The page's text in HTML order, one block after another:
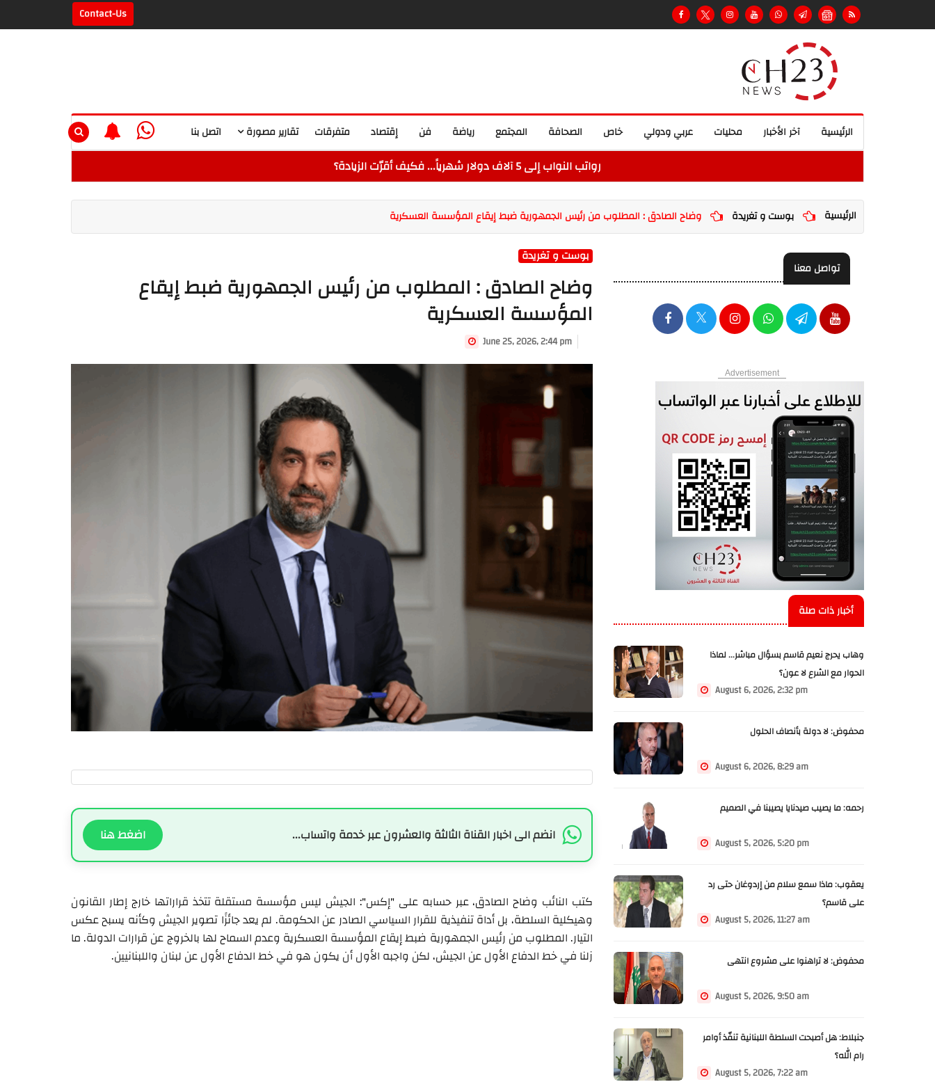
Contact-Us
اتصل بنا تقارير مصورة متفرقات إقتصاد فن رياضة المجتمع الصحافة خاص عربي ودولي محليات آخر الأخبار الرئيسية
رواتب النواب إلى 5 آلاف دولار شهرياً... فكيف أقرّت الزيادة؟
الرئيسية بوست و تغريدة وضاح الصادق : المطلوب من رئيس الجمهورية ضبط إيقاع المؤسسة العسكرية
بوست و تغريدة
وضاح الصادق : المطلوب من رئيس الجمهورية ضبط إيقاع
المؤسسة العسكرية
June 25, 2026, 2:44 pm
انضم الى اخبار القناة الثالثة والعشرون عبر خدمة واتساب... اضغط هنا
كتب النائب وضاح الصادق، عبر حسابه على "إكس": الجيش ليس مؤسسة مستقلة تتخذ قراراتها خارج إطار القانون
وهيكلية السلطة، بل أداة تنفيذية للقرار السياسي الصادر عن الحكومة. لم يعد جائزًا تصوير الجيش وكأنه يسبح عكس
التيار. المطلوب من رئيس الجمهورية ضبط إيقاع المؤسسة العسكرية وعدم السماح لها بالخروج عن قرارات الدولة. ما
زلنا في خط الدفاع الأول عن الجيش، لكن واجبه الأول أن يكون هو في خط الدفاع الأول عن لبنان واللبنانيين.
تواصل معنا
Advertisement
أخبار ذات صلة
وهاب يحرج نعيم قاسم بسؤال مباشر... لماذا
الحوار مع الشرع لا عون؟
August 6, 2026, 2:32 pm
محفوض: لا دولة بأنصاف الحلول
August 6, 2026, 8:29 am
رحمه: ما يصيب صيدنايا يصيبنا في الصميم
August 5, 2026, 5:20 pm
يعقوب: ماذا سمع سلام من إردوغان حتى رد
على قاسم؟
August 5, 2026, 11:27 am
محفوض: لا تراهنوا على مشروع انتهى
August 5, 2026, 9:50 am
جنبلاط: هل أصبحت السلطة اللبنانية تنفّذ أوامر
رام الله؟
August 5, 2026, 7:22 am